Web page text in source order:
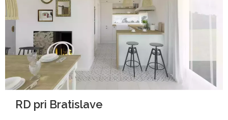
RD pri Bratislave